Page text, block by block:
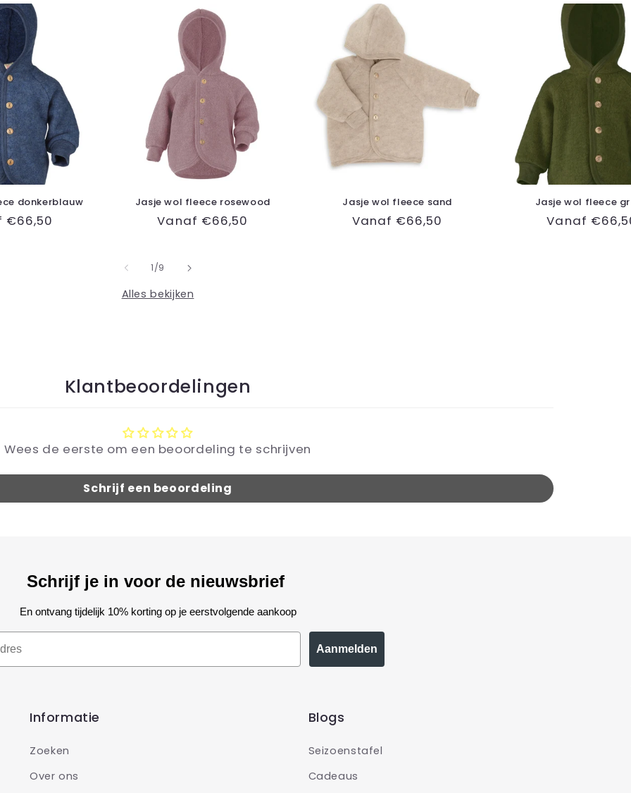
donkerblauw
€66,50
Jasje wol fleece rosewood
Normale
Vanaf €66,50
Jasje wol fleece sand
Normale
Vanaf €66,50
Jasje wol fleece
Normale
Vanaf
1/van
9
Alles bekijken
Klantbeoordelingen
Wees de eerste om een beoordeling te schrijven
Schrijf een beoordeling
Schrijf je in voor de nieuwsbrief
En ontvang tijdelijk 10% korting op je eerstvolgende aankoop
Aanmelden
Informatie
Zoeken
Over ons
Blogs
Seizoenstafel
Cadeaus